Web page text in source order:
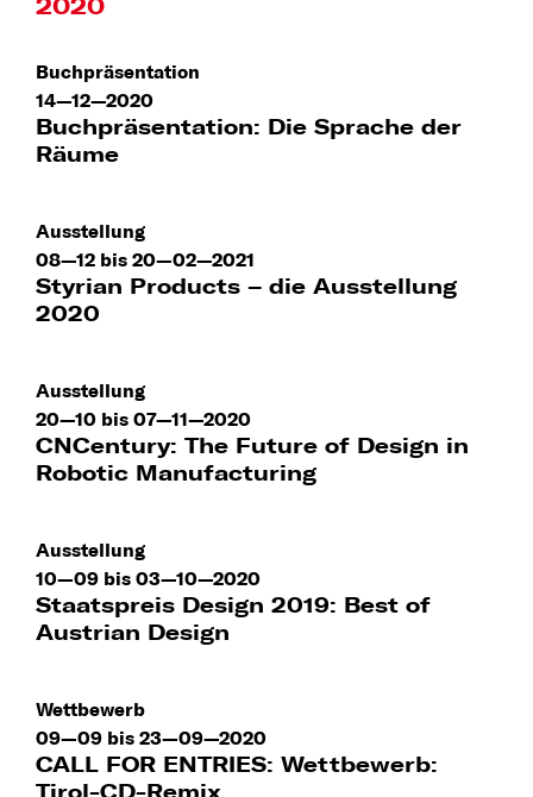
2020
Buchpräsentation
14—12—2020
Buchpräsentation: Die Sprache der
Räume
Ausstellung
08—12 bis 20—02—2021
Styrian Products – die Ausstellung
2020
Ausstellung
20—10 bis 07—11—2020
CNCentury: The Future of Design in
Robotic Manufacturing
Ausstellung
10—09 bis 03—10—2020
Staatspreis Design 2019: Best of
Austrian Design
Wettbewerb
09—09 bis 23—09—2020
CALL FOR ENTRIES: Wettbewerb: